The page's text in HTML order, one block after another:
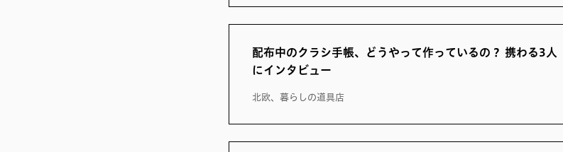
配布中のクラシ手帳、どうやって作っているの？ 携わる3人
にインタビュー
北欧、暮らしの道具店